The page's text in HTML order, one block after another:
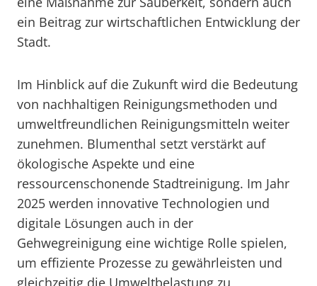
ein Beitrag zur wirtschaftlichen Entwicklung der
Stadt.
Im Hinblick auf die Zukunft wird die Bedeutung
von nachhaltigen Reinigungsmethoden und
umweltfreundlichen Reinigungsmitteln weiter
zunehmen. Blumenthal setzt verstärkt auf
ökologische Aspekte und eine
ressourcenschonende Stadtreinigung. Im Jahr
2025 werden innovative Technologien und
digitale Lösungen auch in der
Gehwegreinigung eine wichtige Rolle spielen,
um effiziente Prozesse zu gewährleisten und
gleichzeitig die Umweltbelastung zu